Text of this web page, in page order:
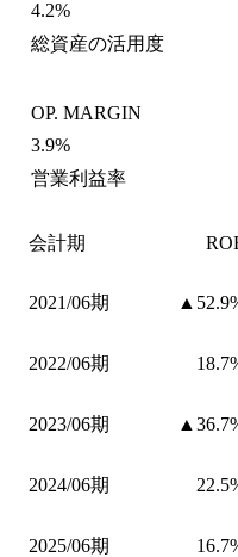
4.2%
総資産の活用度
OP. MARGIN
3.9%
営業利益率
会計期
2021/06期
2022/06期
2023/06期
2024/06期
2025/06期